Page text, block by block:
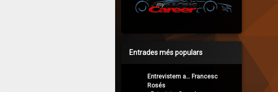
Entrades més populars
Entrevistem a… Francesc
Rosés